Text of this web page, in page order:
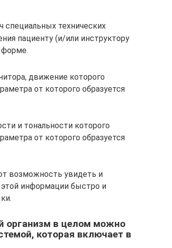
специальных технических
пациенту (и/или инструктору
форме.
движение которого
от которого образуется
и тональности которого
от которого образуется
возможность увидеть и
информации быстро и
организм в целом можно
которая включает в